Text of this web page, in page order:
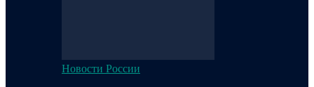
Новости России